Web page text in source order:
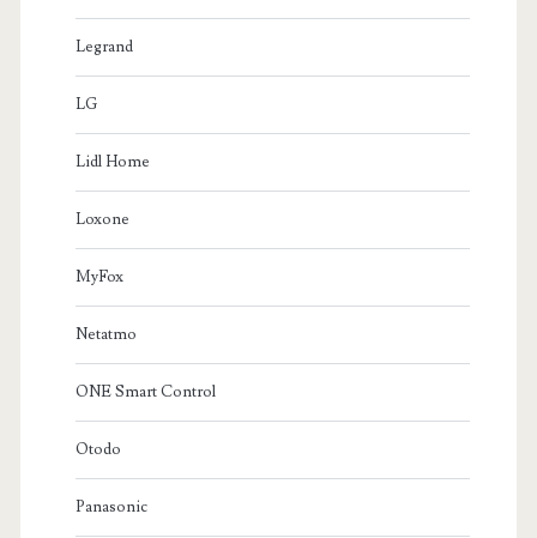
Legrand
LG
Lidl Home
Loxone
MyFox
Netatmo
ONE Smart Control
Otodo
Panasonic